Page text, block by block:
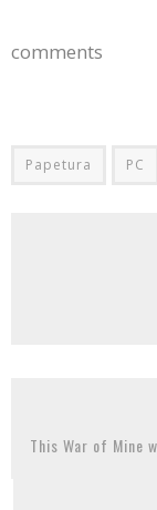
comments
Papetura PC
This War of Mine